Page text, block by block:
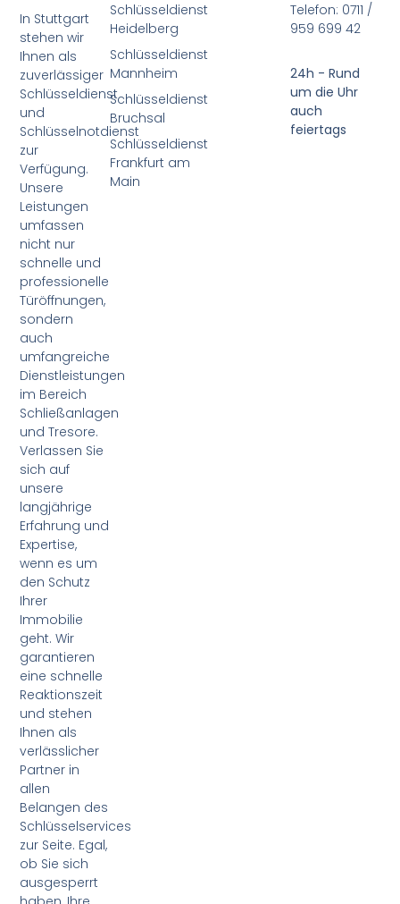
In Stuttgart
stehen wir
Ihnen als
zuverlässiger
Schlüsseldienst
und
Schlüsselnotdienst
zur
Verfügung.
Unsere
Leistungen
umfassen
nicht nur
schnelle und
professionelle
Türöffnungen,
sondern
auch
umfangreiche
Dienstleistungen
im Bereich
Schließanlagen
und Tresore.
Verlassen Sie
sich auf
unsere
langjährige
Erfahrung und
Expertise,
wenn es um
den Schutz
Ihrer
Immobilie
geht. Wir
garantieren
eine schnelle
Reaktionszeit
und stehen
Ihnen als
verlässlicher
Partner in
allen
Belangen des
Schlüsselservices
zur Seite. Egal,
ob Sie sich
ausgesperrt
Schlüsseldienst
Heidelberg
Schlüsseldienst
Mannheim
Schlüsseldienst
Bruchsal
Schlüsseldienst
Frankfurt am
Main
Telefon: 0711 /
959 699 42
24h - Rund
um die Uhr
auch
feiertags